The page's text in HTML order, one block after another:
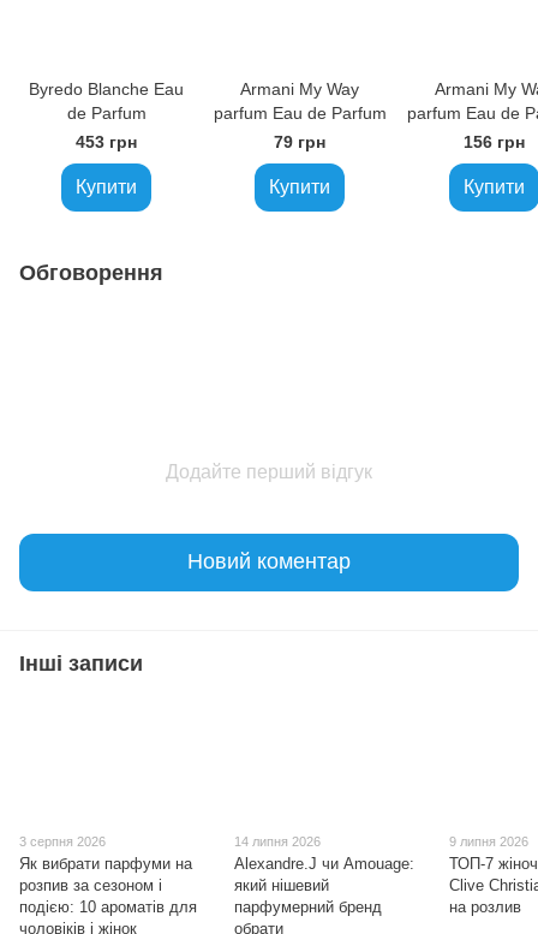
Byredo Blanche Eau
de Parfum
453 грн
Купити
Armani My Way
parfum Eau de Parfum
79 грн
Купити
Armani My
parfum Eau de
156 грн
Купити
Обговорення
Додайте перший відгук
Новий коментар
Інші записи
3 серпня 2026
Як вибрати парфуми на
розпив за сезоном і
подією: 10 ароматів для
чоловіків і жінок
14 липня 2026
Alexandre.J чи Amouage:
який нішевий
парфумерний бренд
обрати
9 липня 2026
ТОП-7
Clive
на розлив